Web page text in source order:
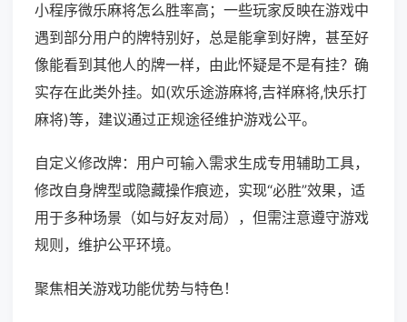
小程序微乐麻将怎么胜率高；一些玩家反映在游戏中
遇到部分用户的牌特别好，总是能拿到好牌，甚至好
像能看到其他人的牌一样，由此怀疑是不是有挂？确
实存在此类外挂。如(欢乐途游麻将,吉祥麻将,快乐打
麻将)等，建议通过正规途径维护游戏公平。
自定义修改牌：用户可输入需求生成专用辅助工具，
修改自身牌型或隐藏操作痕迹，实现“必胜”效果，适
用于多种场景（如与好友对局），但需注意遵守游戏
规则，维护公平环境。
聚焦相关游戏功能优势与特色！